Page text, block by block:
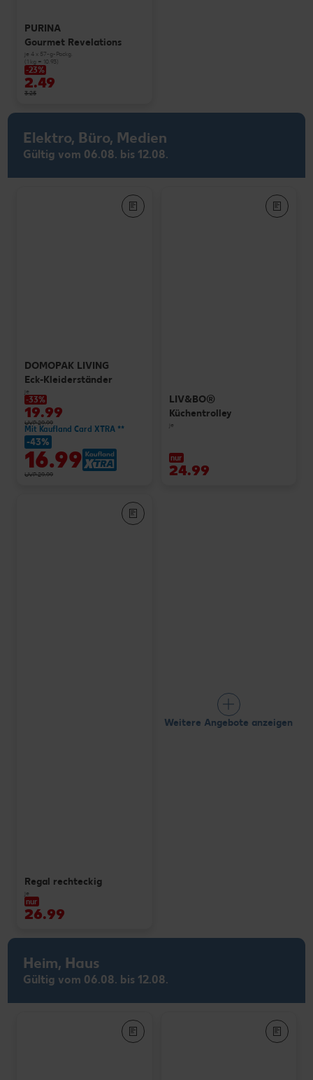
PURINA
Gourmet Revelations
je 4 x 57-g-Packg.
(1 kg = 10.93)
-23%
2.49
3.25
Elektro, Büro, Medien
Gültig vom 06.08. bis 12.08.
DOMOPAK LIVING
Eck-Kleiderständer
je
-33%
19.99
UVP 29.99
Mit Kaufland Card XTRA **
-43%
16.99
UVP 29.99
LIV&BO®
Küchentrolley
je
nur
24.99
Regal rechteckig
je
nur
26.99
Weitere Angebote anzeigen
Heim, Haus
Gültig vom 06.08. bis 12.08.